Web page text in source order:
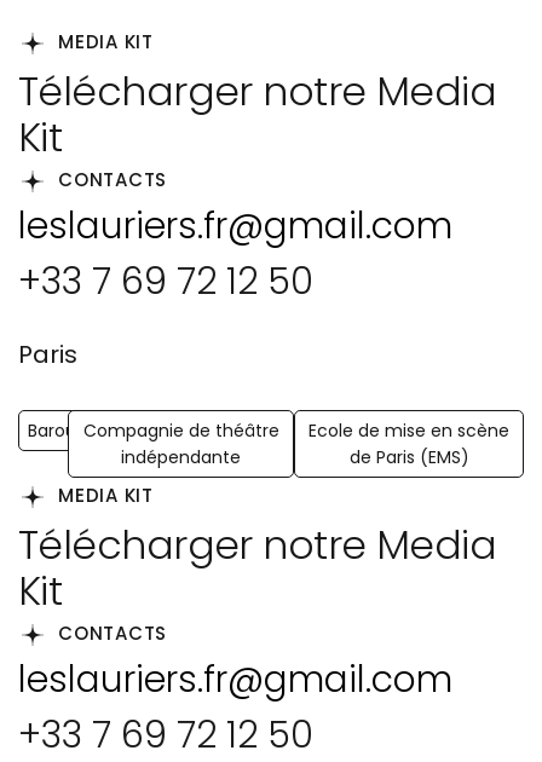
MEDIA KIT
Télécharger notre Media
Kit
CONTACTS
leslauriers.fr@gmail.com
+33 7 69 72 12 50
Paris
Barouf Compagnie de théâtre
indépendante
Ecole de mise en scène
de Paris (EMS)
MEDIA KIT
Télécharger notre Media
Kit
CONTACTS
leslauriers.fr@gmail.com
+33 7 69 72 12 50